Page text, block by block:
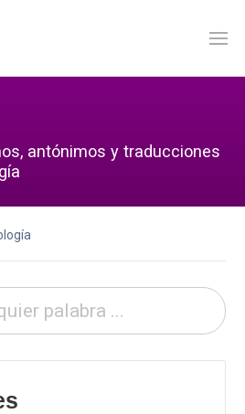
antónimos y traducciones